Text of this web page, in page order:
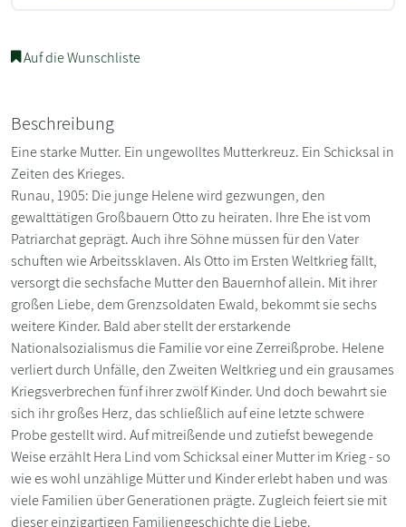
Auf die Wunschliste
Beschreibung
Eine starke Mutter. Ein ungewolltes Mutterkreuz. Ein Schicksal in
Zeiten des Krieges.
Runau, 1905: Die junge Helene wird gezwungen, den
gewalttätigen Großbauern Otto zu heiraten. Ihre Ehe ist vom
Patriarchat geprägt. Auch ihre Söhne müssen für den Vater
schuften wie Arbeitssklaven. Als Otto im Ersten Weltkrieg fällt,
versorgt die sechsfache Mutter den Bauernhof allein. Mit ihrer
großen Liebe, dem Grenzsoldaten Ewald, bekommt sie sechs
weitere Kinder. Bald aber stellt der erstarkende
Nationalsozialismus die Familie vor eine Zerreißprobe. Helene
verliert durch Unfälle, den Zweiten Weltkrieg und ein grausames
Kriegsverbrechen fünf ihrer zwölf Kinder. Und doch bewahrt sie
sich ihr großes Herz, das schließlich auf eine letzte schwere
Probe gestellt wird. Auf mitreißende und zutiefst bewegende
Weise erzählt Hera Lind vom Schicksal einer Mutter im Krieg - so
wie es wohl unzählige Mütter und Kinder erlebt haben und was
viele Familien über Generationen prägte. Zugleich feiert sie mit
dieser einzigartigen Familiengeschichte die Liebe.